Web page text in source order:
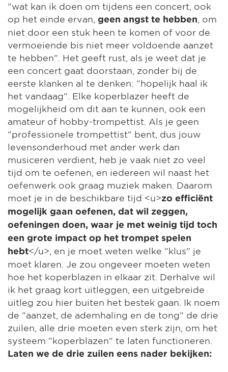
"wat kan ik doen om tijdens een concert, ook
op het einde ervan, geen angst te hebben , om
niet door een stuk heen te komen of voor de
vermoeiende bis niet meer voldoende aanzet
te hebben". Het geeft rust, als je weet dat je
een concert gaat doorstaan, zonder bij de
eerste klanken al te denken: "hopelijk haal ik
het vandaag". Elke koperblazer heeft de
mogelijkheid om dit aan te kunnen, ook een
amateur of hobby-trompettist. Als je geen
"professionele trompettist" bent, dus jouw
levensonderhoud met ander werk dan
musiceren verdient, heb je vaak niet zo veel
tijd om te oefenen, en iedereen wil naast het
oefenwerk ook graag muziek maken. Daarom
moet je in de beschikbare tijd <u>zo efficiënt
mogelijk gaan oefenen, dat wil zeggen,
oefeningen doen, waar je met weinig tijd toch
een grote impact op het trompet spelen
hebt</u>, en je moet weten welke "klus" je
moet klaren. Je zou ongeveer moeten weten
hoe het koperblazen in elkaar zit. Derhalve wil
ik het graag kort uitleggen, een uitgebreide
uitleg zou hier buiten het bestek gaan. Ik noem
de "aanzet, de ademhaling en de tong" de drie
zuilen, alle drie moeten even sterk zijn, om het
systeem "koperblazen" te laten functioneren.
Laten we de drie zuilen eens nader bekijken: